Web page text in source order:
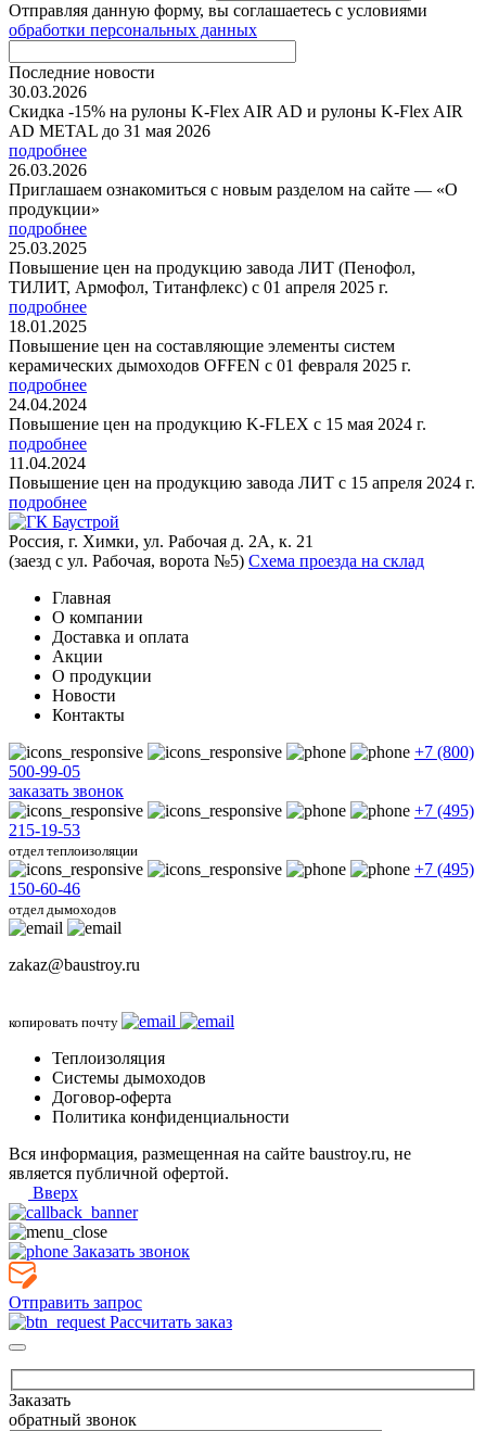
Отправляя данную форму, вы соглашаетесь с условиями
обработки персональных данных
Последние новости
30.03.2026
Скидка -15% на рулоны K-Flex AIR AD и рулоны K-Flex AIR
AD METAL до 31 мая 2026
подробнее
26.03.2026
Приглашаем ознакомиться с новым разделом на сайте — «О
продукции»
подробнее
25.03.2025
Повышение цен на продукцию завода ЛИТ (Пенофол,
ТИЛИТ, Армофол, Титанфлекс) с 01 апреля 2025 г.
подробнее
18.01.2025
Повышение цен на составляющие элементы систем
керамических дымоходов OFFEN с 01 февраля 2025 г.
подробнее
24.04.2024
Повышение цен на продукцию K-FLEX с 15 мая 2024 г.
подробнее
11.04.2024
Повышение цен на продукцию завода ЛИТ с 15 апреля 2024 г.
подробнее
Россия, г. Химки, ул. Рабочая д. 2А, к. 21
(заезд с ул. Рабочая, ворота №5) Схема проезда на склад
Главная
О компании
Доставка и оплата
Акции
О продукции
Новости
Контакты
+7 (800)
500-99-05
заказать звонок
+7 (495)
215-19-53
отдел теплоизоляции
+7 (495)
150-60-46
отдел дымоходов
zakaz@baustroy.ru
копировать почту
Теплоизоляция
Системы дымоходов
Договор-оферта
Политика конфиденциальности
Вся информация, размещенная на сайте baustroy.ru, не
является публичной офертой.
Вверх
Заказать звонок
Отправить запрос
Рассчитать заказ
Заказать
обратный звонок